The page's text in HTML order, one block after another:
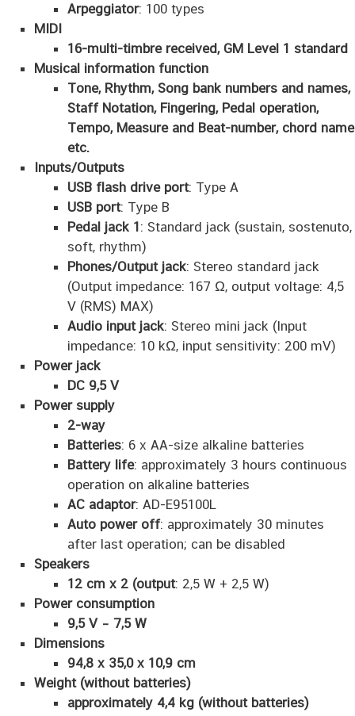
Arpeggiator: 100 types
MIDI
16-multi-timbre received, GM Level 1 standard
Musical information function
Tone, Rhythm, Song bank numbers and names,
Staff Notation, Fingering, Pedal operation,
Tempo, Measure and Beat-number, chord name
etc.
Inputs/Outputs
USB flash drive port: Type A
USB port: Type B
Pedal jack 1 : Standard jack (sustain, sostenuto,
soft, rhythm)
Phones/Output jack: Stereo standard jack
(Output impedance: 167 Ω, output voltage: 4,5
V (RMS) MAX)
Audio input jack: Stereo mini jack (Input
impedance: 10 kΩ, input sensitivity: 200 mV)
Power jack
DC 9,5 V
Power supply
2-way
Batteries: 6 x AA-size alkaline batteries
Battery life: approximately 3 hours continuous
operation on alkaline batteries
AC adaptor: AD-E95100L
Auto power off: approximately 30 minutes
after last operation; can be disabled
Speakers
12 cm x 2 (output: 2,5 W + 2,5 W)
Power consumption
9,5 V – 7,5 W
Dimensions
94,8 x 35,0 x 10,9 cm
Weight (without batteries)
approximately 4,4 kg (without batteries)